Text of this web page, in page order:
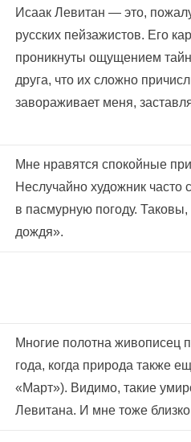
Исаак Левитан — это,
русских пейзажистов. Его
проникнуты ощущением
друга, что их сложно
завораживает меня,
Мне нравятся спокойные
Неслучайно художник часто
в пасмурную погоду.
дождя».
Многие полотна живописец
года, когда природа также
«Март»). Видимо, такие
Левитана. И мне тоже